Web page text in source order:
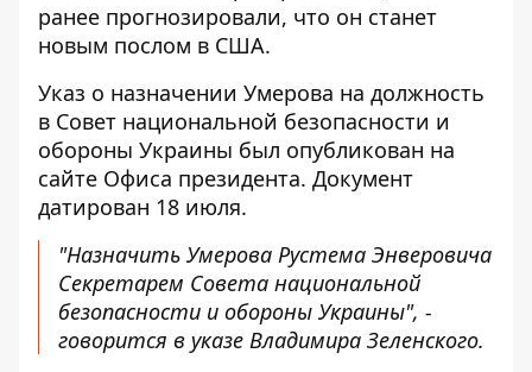
ранее прогнозировали, что он станет
новым послом в США.
Указ о назначении Умерова на должность
в Совет национальной безопасности и
обороны Украины был опубликован на
сайте Офиса президента. Документ
датирован 18 июля.
"Назначить Умерова Рустема Энверовича
Секретарем Совета национальной
безопасности и обороны Украины", -
говорится в указе Владимира Зеленского.